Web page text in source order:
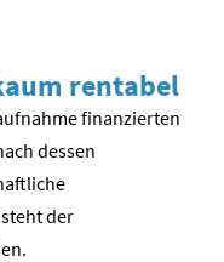
rentabel
finanzierten
dessen
der